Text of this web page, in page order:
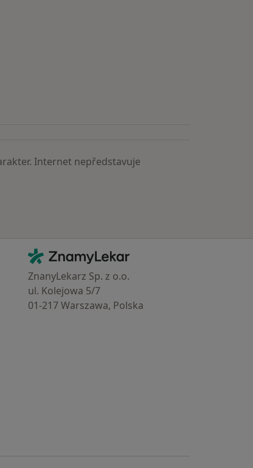
Internet nepředstavuje
Kontakt
ZnamyLekar - Hlavní stránka
ZnanyLekarz Sp. z o.o.
ul. Kolejowa 5/7
01-217 Warszawa, Polska